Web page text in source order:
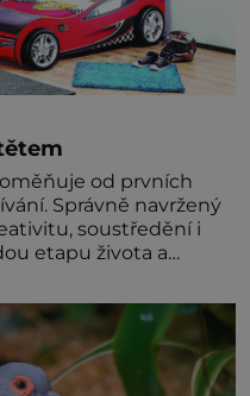
od prvních
Správně navržený
soustředění i
etapu života a
proto by pokoj
klidně a útulně.